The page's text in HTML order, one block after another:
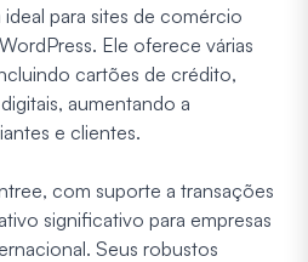
para sites de comércio
Ele oferece várias
cartões de crédito,
aumentando a
e clientes.
com suporte a transações
significativo para empresas
Seus robustos